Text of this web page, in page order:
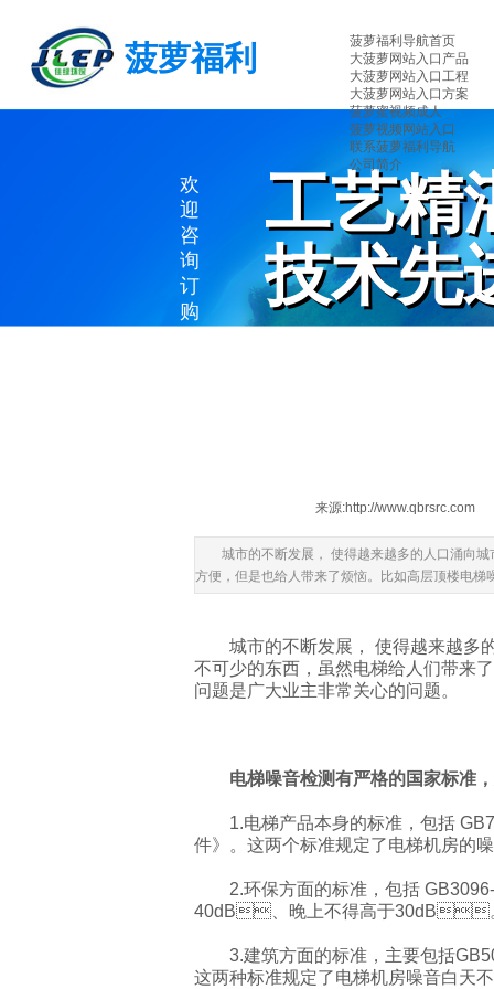
工艺精
技术先
欢
迎
咨
询
订
购
工艺精
技术先
来源:http://www.qbrsrc.com
城市的不断发展， 使得越来越多的人口涌向城
方便，但是也给人带来了烦恼。比如高层顶楼电
城市的不断发展， 使得越来越多的人
不可少的东西，虽然电梯给人们带来
问题是广大业主非常关心的问题。
电梯噪音检测有严格的国家标准，
1.电梯产品本身的标准，包括
件》。这两个标准规定了电梯机房
2.环保方面的标准，包括
40dB、晚上不得高于30dB
3.建筑方面的标准，主要包括
这两种标准规定了电梯机房噪音白
菠萝福利
导航环保
菠萝福利导航首页
大菠萝网站入口产品
大菠萝网站入口工程
大菠萝网站入口方案
菠萝蜜视频成人
菠萝视频网站入口
联系菠萝福利导航
公司简介